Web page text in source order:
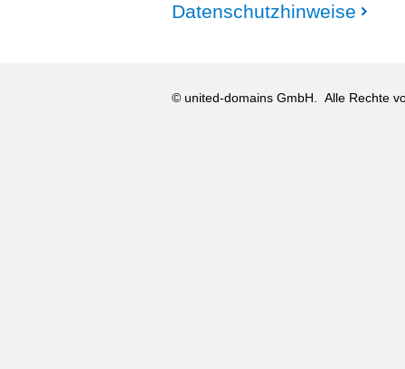
Datenschutzhinweise
© united-domains GmbH. Alle Rechte